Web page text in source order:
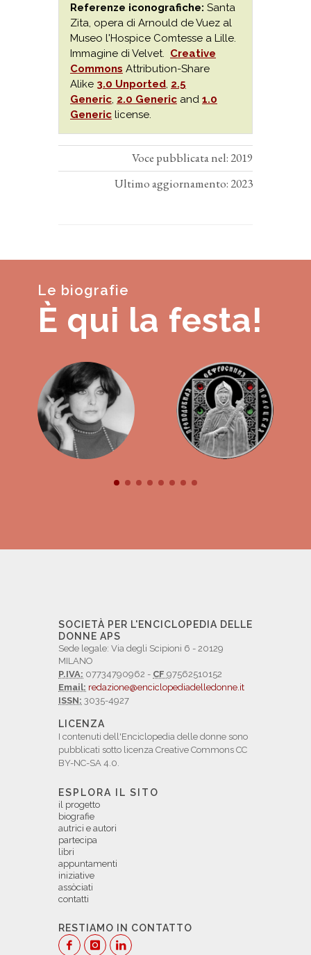
Referenze iconografiche: Santa
Zita, opera di Arnould de Vuez al
Museo l'Hospice Comtesse a Lille.
Immagine di Velvet. Creative
Commons Attribution-Share
Alike 3.0 Unported, 2.5
Generic, 2.0 Generic and 1.0
Generic license.
Voce pubblicata nel: 2019
Ultimo aggiornamento: 2023
Le biografie
È qui la festa!
SOCIETÀ PER L'ENCICLOPEDIA DELLE
DONNE APS
Sede legale: Via degli Scipioni 6 - 20129
MILANO
P.IVA: 07734790962 - CF 97562510152
Email: redazione@enciclopediadelledonne.it
ISSN: 3035-4927
LICENZA
I contenuti dell'Enciclopedia delle donne sono
pubblicati sotto licenza Creative Commons CC
BY-NC-SA 4.0.
ESPLORA IL SITO
il progetto
biografie
autrici e autori
partecipa
libri
appuntamenti
iniziative
assòciati
contatti
RESTIAMO IN CONTATTO